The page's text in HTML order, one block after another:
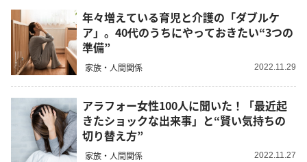
年々増えている育児と介護の「ダブルケ
ア」。40代のうちにやっておきたい“3つの
準備”
家族・人間関係 2022.11.29
アラフォー女性100人に聞いた！「最近起
きたショックな出来事」と“賢い気持ちの
切り替え方”
家族・人間関係 2022.11.27